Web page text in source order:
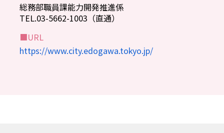
総務部職員課能力開発推進係
TEL.03-5662-1003（直通）
■URL
https://www.city.edogawa.tokyo.jp/